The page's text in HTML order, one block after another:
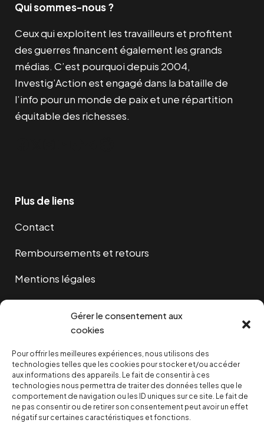
Gérer le consentement aux
cookies
Pour offrir les meilleures expériences, nous utilisons des
technologies telles que les cookies pour stocker et/ou accéder
aux informations des appareils. Le fait de consentir à ces
technologies nous permettra de traiter des données telles que le
comportement de navigation ou les ID uniques sur ce site. Le fait de
ne pas consentir ou de retirer son consentement peut avoir un effet
négatif sur certaines caractéristiques et fonctions.
Qui sommes-nous ?
Ceux qui exploitent les travailleurs et profitent
des guerres financent également les grands
médias. C’est pourquoi depuis 2004,
Investig’Action est engagé dans la bataille de
l’info pour un monde de paix et une répartition
équitable des richesses.
Plus de liens
Contact
Remboursements et retours
Mentions légales
NOUS SOUTENIR
NOTRE NEWSLETTER